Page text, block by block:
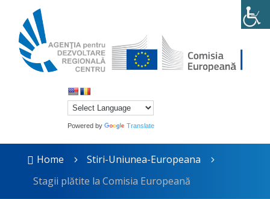
Powered by Translate
 Home 5 Stiri-Uniunea-Europeana 5
Stagii plătite la Comisia Europeană